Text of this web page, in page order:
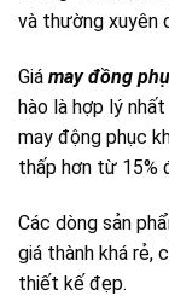
và thường xuyên
Giá may đồng
hào là hợp lý
may động phục
thấp hơn từ 15%
Các dòng sản
giá thành khá rẻ,
thiết kế đẹp.